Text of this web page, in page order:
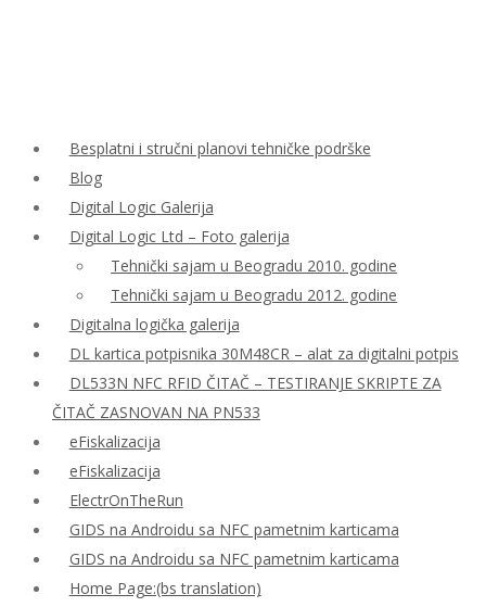
Besplatni i stručni planovi tehničke podrške
Blog
Digital Logic Galerija
Digital Logic Ltd – Foto galerija
Tehnički sajam u Beogradu 2010. godine
Tehnički sajam u Beogradu 2012. godine
Digitalna logička galerija
DL kartica potpisnika 30M48CR – alat za digitalni potpis
DL533N NFC RFID ČITAČ – TESTIRANJE SKRIPTE ZA
ČITAČ ZASNOVAN NA PN533
eFiskalizacija
eFiskalizacija
ElectrOnTheRun
GIDS na Androidu sa NFC pametnim karticama
GIDS na Androidu sa NFC pametnim karticama
Home Page:(bs translation)